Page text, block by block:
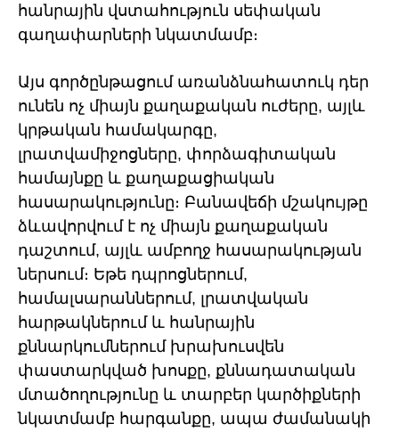
հանրային վստահություն սեփական
գաղափարների նկատմամբ։
Այս գործընթացում առանձնահատուկ դեր
ունեն ոչ միայն քաղաքական ուժերը, այլև
կրթական համակարգը,
լրատվամիջոցները, փորձագիտական
համայնքը և քաղաքացիական
հասարակությունը։ Բանավեճի մշակույթը
ձևավորվում է ոչ միայն քաղաքական
դաշտում, այլև ամբողջ հասարակության
ներսում։ Եթե դպրոցներում,
համալսարաններում, լրատվական
հարթակներում և հանրային
քննարկումներում խրախուսվեն
փաստարկված խոսքը, քննադատական
մտածողությունը և տարբեր կարծիքների
նկատմամբ հարգանքը, ապա ժամանակի